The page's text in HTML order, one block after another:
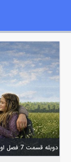
دوبله قسمت 7 فصل اول اضافه شد